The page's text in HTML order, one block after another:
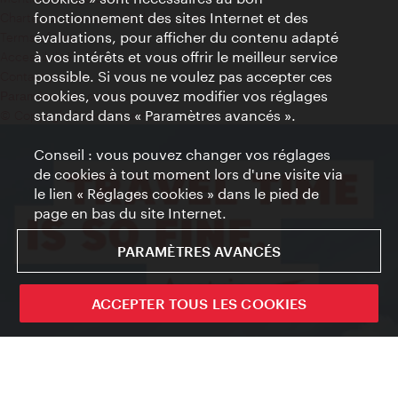
Charte sur le respect de la vie privée
Terms of Use
Accessibilité
Contact presse
Paramètres de cookies
© Copyright WienTourismus
fonctionnement des sites Internet et des
évaluations, pour afficher du contenu adapté
à vos intérêts et vous offrir le meilleur service
possible. Si vous ne voulez pas accepter ces
cookies, vous pouvez modifier vos réglages
standard dans « Paramètres avancés ».
Conseil : vous pouvez changer vos réglages
de cookies à tout moment lors d'une visite via
le lien « Réglages cookies » dans le pied de
page en bas du site Internet.
PARAMÈTRES AVANCÉS
ACCEPTER TOUS LES COOKIES